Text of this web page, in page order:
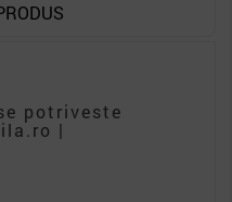
potriveste
|